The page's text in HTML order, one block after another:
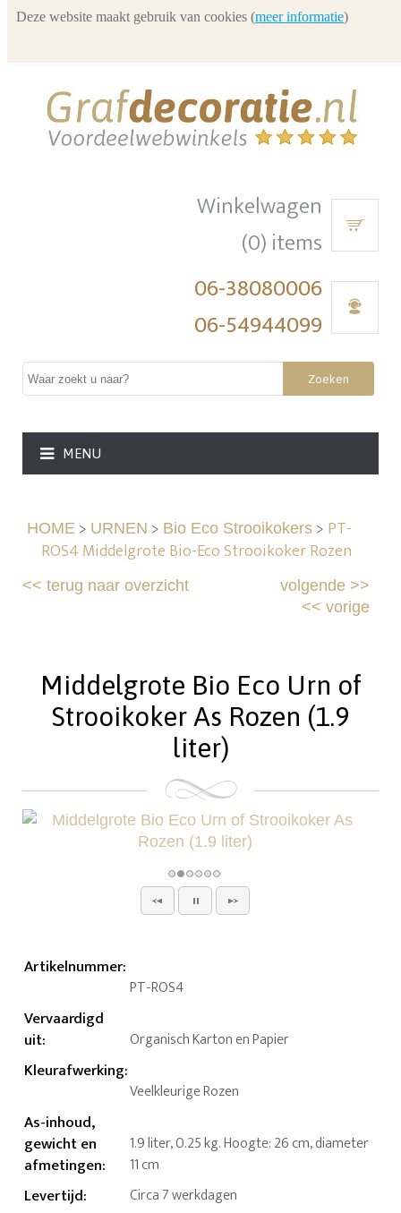
Winkelwagen
(0) items
06-38080006
06-54944099
Zoeken
MENU
HOME> URNEN > Bio Eco Strooikokers> PT-
ROS4 Middelgrote Bio-Eco Strooikoker Rozen
<<terug naar overzicht volgende>>
<< vorige
Middelgrote Bio Eco Urn of
Strooikoker As Rozen (1.9
liter)
Artikelnummer:
PT-ROS4
Vervaardigd
uit: Organisch Karton en Papier
Kleurafwerking:
Veelkleurige Rozen
As-inhoud,
gewicht en
afmetingen:
1.9 liter, 0.25 kg. Hoogte: 26 cm, diameter
11 cm
Levertijd: Circa 7 werkdagen
Deze website maakt gebruik van cookies (meer informatie)